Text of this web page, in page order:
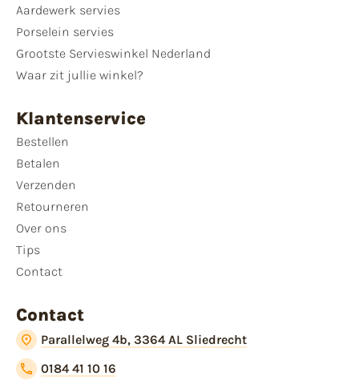
Aardewerk servies
Porselein servies
Grootste Servieswinkel Nederland
Waar zit jullie winkel?
Klantenservice
Bestellen
Betalen
Verzenden
Retourneren
Over ons
Tips
Contact
Contact
Parallelweg 4b, 3364 AL Sliedrecht
0184 41 10 16